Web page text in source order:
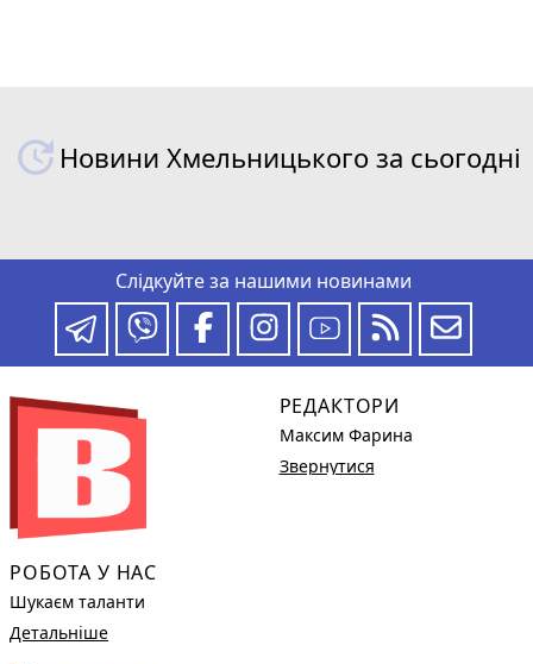
Новини Хмельницького за сьогодні
Слідкуйте за нашими новинами
РОБОТА У НАС
Шукаєм таланти
Детальніше
РЕДАКТОРИ
Максим Фарина
Звернутися